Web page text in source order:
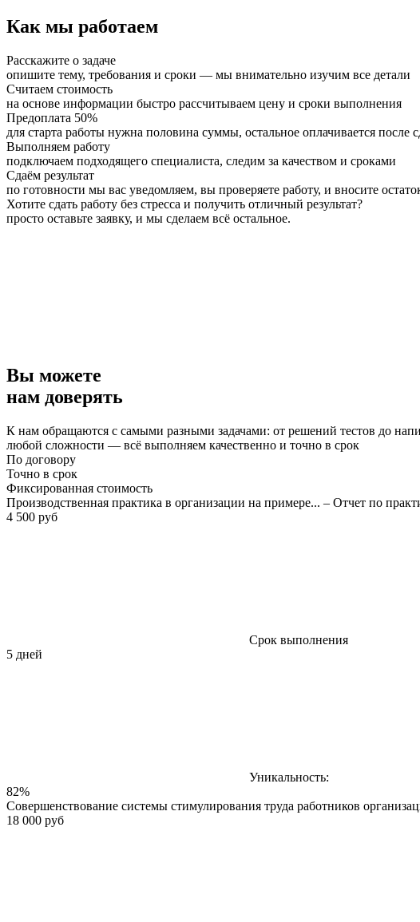
Как мы работаем
Расскажите о задаче
опишите тему, требования и сроки — мы внимательно изучим все детали
Считаем стоимость
на основе информации быстро рассчитываем цену и сроки выполнения
Предоплата 50%
для старта работы нужна половина суммы, остальное оплачивается после
Выполняем работу
подключаем подходящего специалиста, следим за качеством и сроками
Сдаём результат
по готовности мы вас уведомляем, вы проверяете работу, и вносите
Хотите сдать работу без стресса и получить отличный результат?
просто оставьте заявку, и мы сделаем всё остальное.
Вы можете
нам доверять
К нам обращаются с самыми разными задачами: от решений тестов до
любой сложности — всё выполняем качественно и точно в срок
По договору
Точно в срок
Фиксированная стоимость
Производственная практика в организации на примере... – Отчет по
4 500 руб
Срок выполнения
5 дней
Уникальность:
82%
Совершенствование системы стимулирования труда работников
18 000 руб